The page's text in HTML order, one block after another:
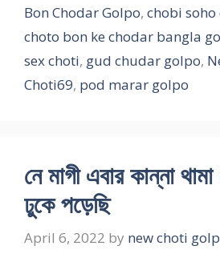
Bon Chodar Golpo, chobi
choto bon ke chodar bangla
sex choti, gud chudar golpo,
Choti69, pod marar golpo
নে মাগী এবার কান্না
ঢুকে পড়েছি
April 6, 2022 by new choti